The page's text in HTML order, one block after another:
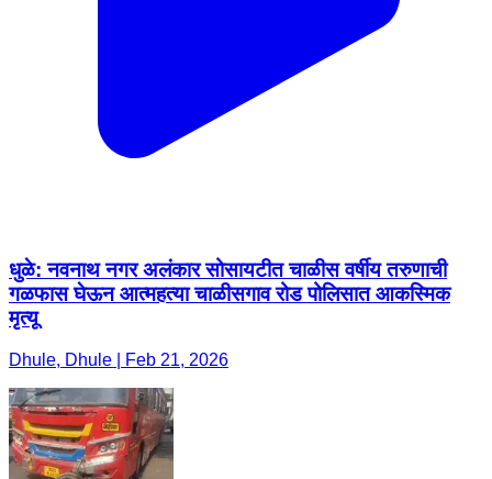
धुळे: नवनाथ नगर अलंकार सोसायटीत चाळीस वर्षीय तरुणाची
गळफास घेऊन आत्महत्या चाळीसगाव रोड पोलिसात आकस्मिक
मृत्यू
Dhule, Dhule | Feb 21, 2026